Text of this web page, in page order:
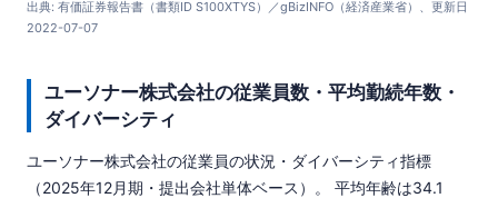
出典: 有価証券報告書（書類ID S100XTYS）／gBizINFO（経済産業省）、更新日
2022-07-07
ユーソナー株式会社の従業員数・平均勤続年数・
ダイバーシティ
ユーソナー株式会社の従業員の状況・ダイバーシティ指標
（2025年12月期・提出会社単体ベース）。 平均年齢は34.1